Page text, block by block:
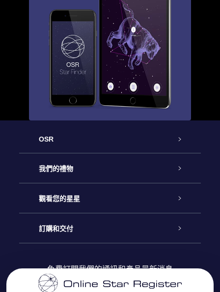
OSR
客戶服務
聯繫我們
博客
評論
我們的禮物
Online Star禮物
OSR禮物包
OSR 禮物卡
觀看您的星星
星星注册
個性化的Star Page
訂購和交付
付款資訊
免費訂閱我們的通訊和產品最新消息